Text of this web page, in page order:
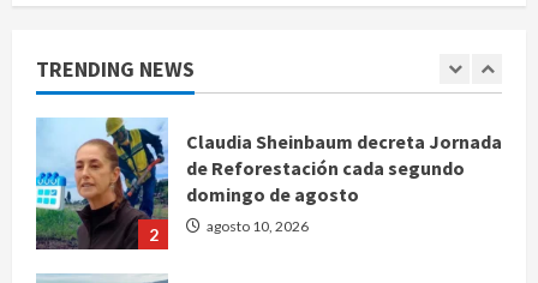
TRENDING NEWS
1
para el examen de ingreso a la
2
Claudia Sheinbaum decreta Jornada
de Reforestación cada segundo
domingo de agosto
agosto 10, 2026